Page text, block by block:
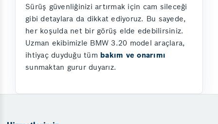
Sürüş güvenliğinizi artırmak için cam sileceği
gibi detaylara da dikkat ediyoruz. Bu sayede,
her koşulda net bir görüş elde edebilirsiniz.
Uzman ekibimizle BMW 3.20 model araçlara,
ihtiyaç duyduğu tüm bakım ve onarımı
sunmaktan gurur duyarız.